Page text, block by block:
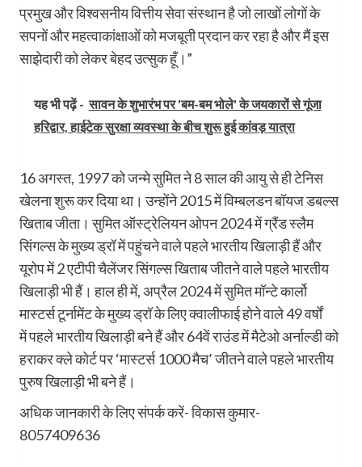
प्रमुख और विश्वसनीय वित्तीय सेवा संस्थान है जो लाखों लोगों के
सपनों और महत्वाकांक्षाओं को मजबूती प्रदान कर रहा है और मैं इस
साझेदारी को लेकर बेहद उत्सुक हूँ।”
यह भी पढ़ें - सावन के शुभारंभ पर 'बम-बम भोले' के जयकारों से गूंजा
हरिद्वार, हाईटेक सुरक्षा व्यवस्था के बीच शुरू हुई कांवड़ यात्रा
16 अगस्त, 1997 को जन्मे सुमित ने 8 साल की आयु से ही टेनिस
खेलना शुरू कर दिया था। उन्होंने 2015 में विम्बलडन बॉयज डबल्स
खिताब जीता। सुमित ऑस्ट्रेलियन ओपन 2024 में ग्रैंड स्लैम
सिंगल्स के मुख्य ड्रॉ में पहुंचने वाले पहले भारतीय खिलाड़ी हैं और
यूरोप में 2 एटीपी चैलेंजर सिंगल्स खिताब जीतने वाले पहले भारतीय
खिलाड़ी भी हैं। हाल ही में, अप्रैल 2024 में सुमित मॉन्टे कार्लो
मास्टर्स टूर्नामेंट के मुख्य ड्रॉ के लिए क्वालीफाई होने वाले 49 वर्षों
में पहले भारतीय खिलाड़ी बने हैं और 64वें राउंड में मैटेओ अर्नाल्डी को
हराकर क्ले कोर्ट पर ‘मास्टर्स 1000 मैच’ जीतने वाले पहले भारतीय
पुरुष खिलाड़ी भी बने हैं।
अधिक जानकारी के लिए संपर्क करें- विकास कुमार-
8057409636